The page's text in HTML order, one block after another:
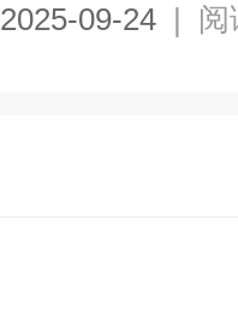
2025-09-24 | 阅